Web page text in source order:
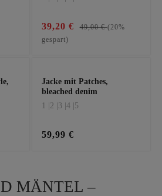
39,20 € 49,00 €(20%
gespart)
Jacke mit Patches,
bleached denim
1 | 2 | 3 | 4 | 5
59,99 €
MÄNTEL –